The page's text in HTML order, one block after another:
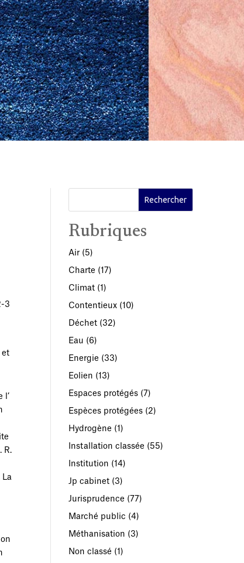
3
et
l’
R.
Rubriques
Air(5)
Charte (17)
Climat(1)
Contentieux(10)
Déchet(32)
Eau (6)
Energie (33)
Eolien (13)
Espaces protégés(7)
Espèces protégées(2)
Hydrogène (1)
Installation classée (55)
Institution (14)
Jp cabinet(3)
Jurisprudence (77)
Marché public (4)
Méthanisation (3)
Non classé (1)